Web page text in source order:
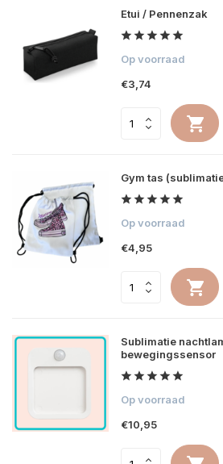
Etui / Pennenzak
Op voorraad
€3,74
Gym tas
Op voorraad
€4,95
Sublimatie
bewegingssensor
Op voorraad
€10,95